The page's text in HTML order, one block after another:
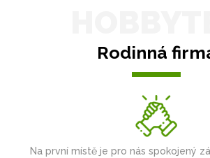
Rodinná
Na první místě je pro nás spokojený